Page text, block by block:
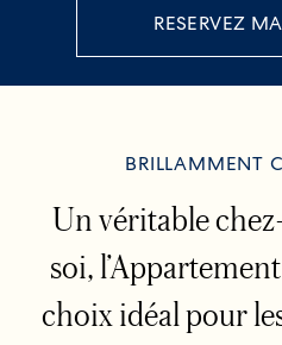
RESERVEZ
BRILLAMMENT
Un véritable
soi,
choix idéal pour